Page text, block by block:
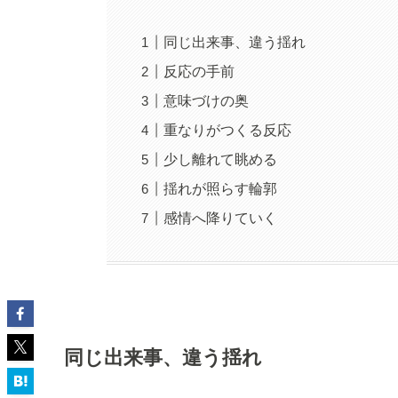
同じ出来事、違う揺れ
反応の手前
意味づけの奥
重なりがつくる反応
少し離れて眺める
揺れが照らす輪郭
感情へ降りていく
同じ出来事、違う揺れ